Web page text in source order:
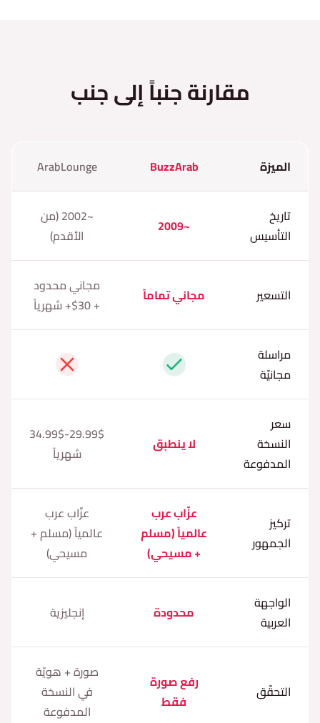
مقارنة جنباً إلى جنب
الميزة BuzzArab
ArabLounge
تاريخ
التأسيس
~2009
~2002 (من
الأقدم)
التسعير مجاني تماماً
مجاني محدود
+ 30$+ شهرياً
مراسلة
مجانيّة
نعم لا
سعر
النسخة
المدفوعة
لا ينطبق
29.99$-34.99$
شهرياً
تركيز
الجمهور
عزّاب عرب
عالمياً (مسلم
+ مسيحي)
عزّاب عرب
عالمياً (مسلم +
مسيحي)
الواجهة
العربية
محدودة إنجليزية
التحقّق
رفع صورة
فقط
صورة + هويّة
في النسخة
المدفوعة